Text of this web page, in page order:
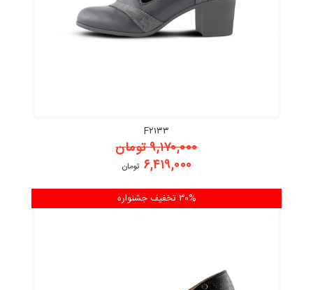
F۲۱۳۳
۹,۱۷۰,۰۰۰تومان
۶,۴۱۹,۰۰۰ تومان
۳۰% تخفیف جشنواره